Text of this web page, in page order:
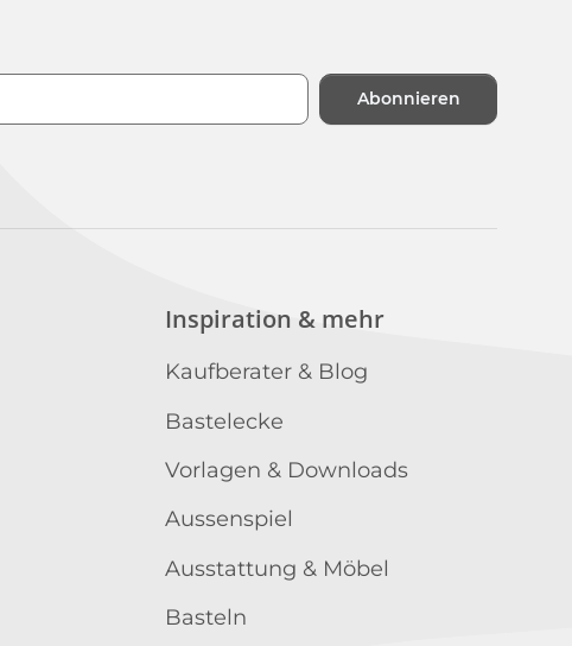
Abonnieren
Inspiration & mehr
Kaufberater & Blog
Bastelecke
Vorlagen & Downloads
Aussenspiel
Ausstattung & Möbel
Basteln